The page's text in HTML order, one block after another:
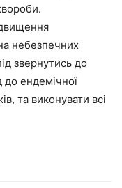
небезпечних
звернутись до
до ендемічної
та виконувати всі